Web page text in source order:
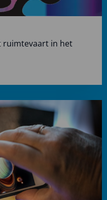
ruimtevaart in het